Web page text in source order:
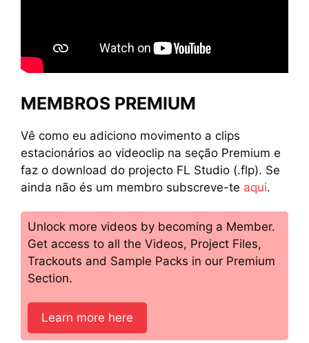
MEMBROS PREMIUM
Vê como eu adiciono movimento a clips
estacionários ao videoclip na seção Premium e
faz o download do projecto FL Studio (.flp). Se
ainda não és um membro subscreve-te aqui.
Unlock more videos by becoming a Member.
Get access to all the Videos, Project Files,
Trackouts and Sample Packs in our Premium
Section.
Learn more here